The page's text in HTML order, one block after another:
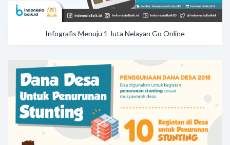
Infografis Menuju 1 Juta Nelayan Go Online